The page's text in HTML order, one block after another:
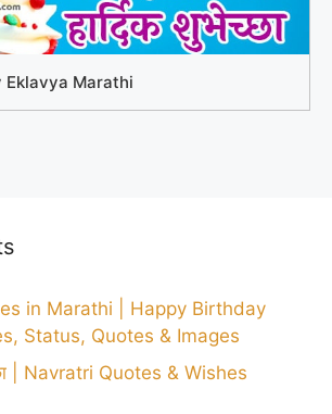
Eklavya Marathi
in Marathi | Happy Birthday
Status, Quotes & Images
| Navratri Quotes & Wishes